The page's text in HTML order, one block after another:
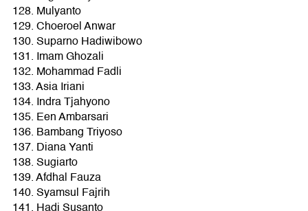
128. Mulyanto
129. Choeroel Anwar
130. Suparno Hadiwibowo
131. Imam Ghozali
132. Mohammad Fadli
133. Asia Iriani
134. Indra Tjahyono
135. Een Ambarsari
136. Bambang Triyoso
137. Diana Yanti
138. Sugiarto
139. Afdhal Fauza
140. Syamsul Fajrih